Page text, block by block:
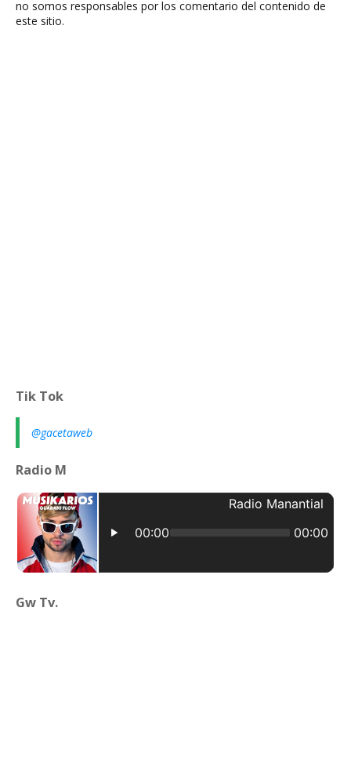
no somos responsables por los comentario del contenido de
este sitio.
Tik Tok
@gacetaweb
Radio M
Gw Tv.